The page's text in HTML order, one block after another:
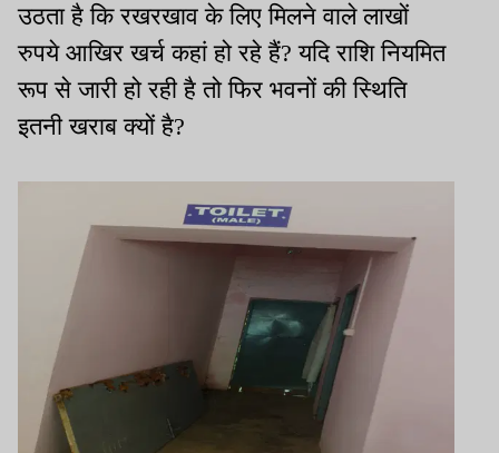
उठता है कि रखरखाव के लिए मिलने वाले लाखों
रुपये आखिर खर्च कहां हो रहे हैं? यदि राशि नियमित
रूप से जारी हो रही है तो फिर भवनों की स्थिति
इतनी खराब क्यों है?